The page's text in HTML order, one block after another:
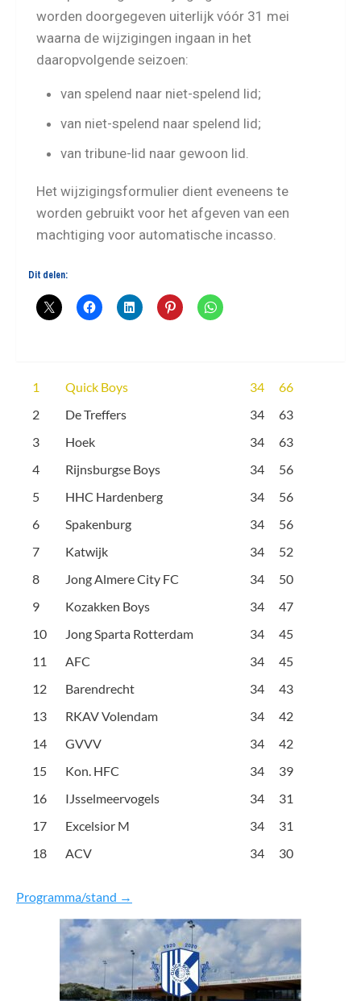
worden doorgegeven uiterlijk vóór 31 mei
waarna de wijzigingen ingaan in het
daaropvolgende seizoen:
van spelend naar niet-spelend lid;
van niet-spelend naar spelend lid;
van tribune-lid naar gewoon lid.
Het wijzigingsformulier dient eveneens te
worden gebruikt voor het afgeven van een
machtiging voor automatische incasso.
Dit delen:
1 Quick Boys 34
66
2
De Treffers 34
63
3
Hoek 34
63
4
Rijnsburgse Boys 34
56
5
HHC Hardenberg 34
56
6
Spakenburg 34
56
7
Katwijk 34
52
8
Jong Almere City FC 34
50
9
Kozakken Boys 34
47
10
Jong Sparta Rotterdam 34
45
11
AFC 34
45
12
Barendrecht 34
43
13
RKAV Volendam 34
42
14
GVVV 34
42
15
Kon. HFC 34
39
16
IJsselmeervogels 34
31
17
Excelsior M 34
31
18
ACV 34 30
Programma/stand →